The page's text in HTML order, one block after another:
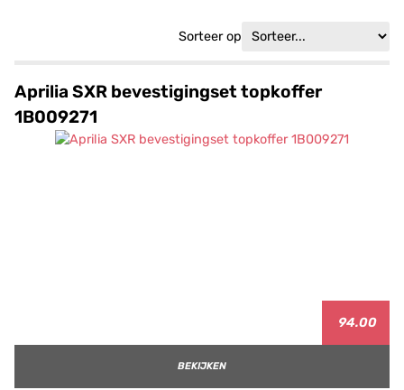
Sorteer op
Aprilia SXR bevestigingset topkoffer
1B009271
94.00
BEKIJKEN